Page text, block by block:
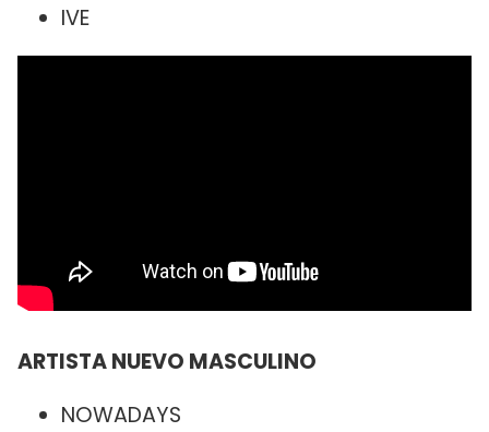
IVE
ARTISTA NUEVO MASCULINO
NOWADAYS